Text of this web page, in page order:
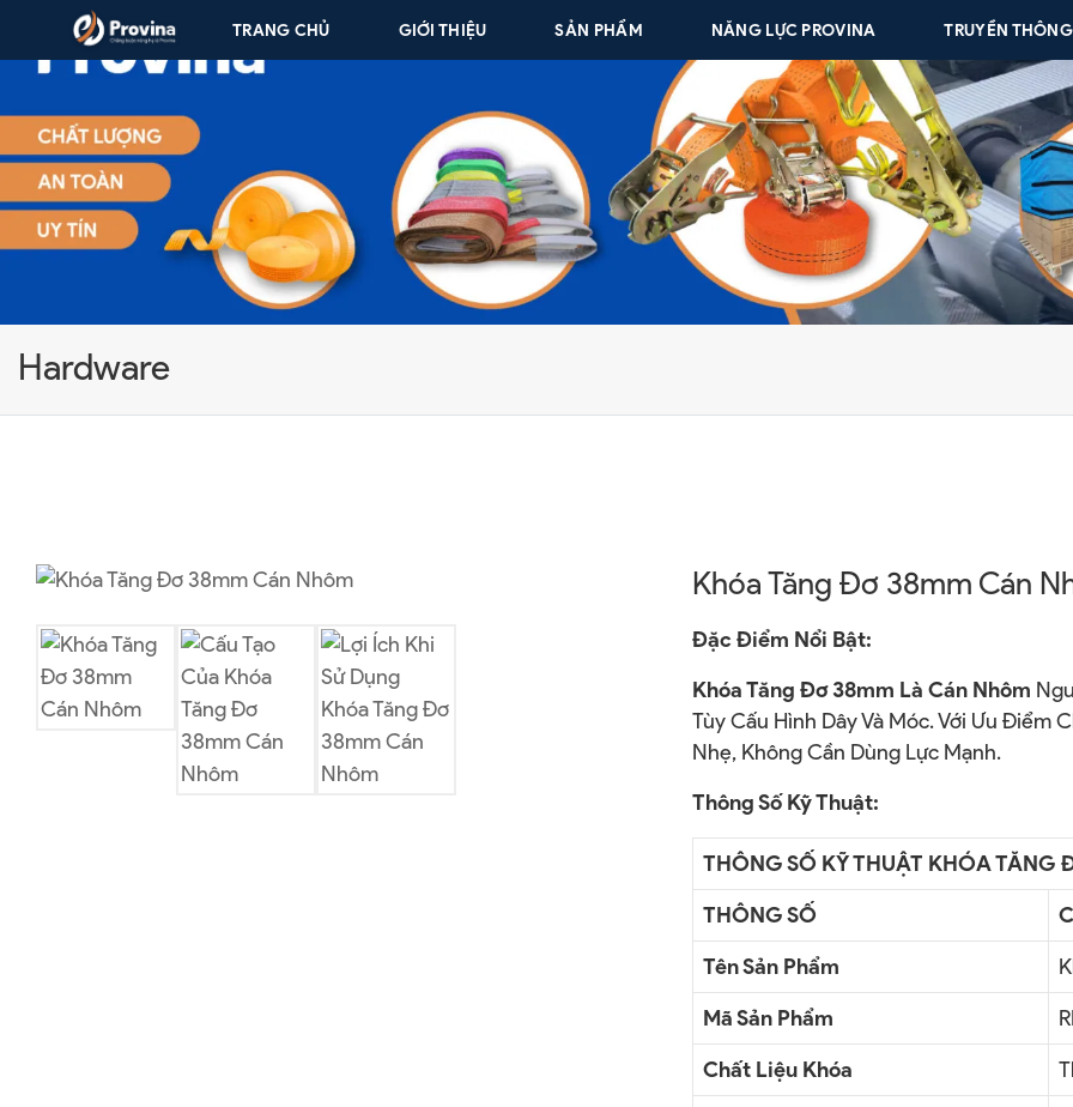
Skip to content
TRANG CHỦ GIỚI THIỆU SẢN PHẨM NĂNG LỰC PROVINA TRUYỀN THÔNG
Hardware
Khóa Tăng Đơ 38mm Cán
Đặc Điểm Nổi Bật:
Khóa Tăng Đơ 38mm Là Cán Nhôm
Tùy Cấu Hình Dây Và Móc. Với Ưu Điểm
Nhẹ, Không Cần Dùng Lực Mạnh.
Thông Số Kỹ Thuật:
THÔNG SỐ KỸ THUẬT KHÓA TĂNG
THÔNG SỐ
Tên Sản Phẩm
Mã Sản Phẩm
Chất Liệu Khóa